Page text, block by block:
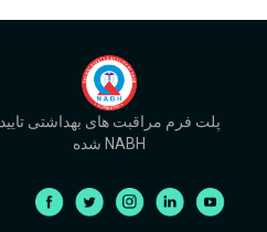
پلت فرم مراقبت های بهداشتی تایید
شده NABH